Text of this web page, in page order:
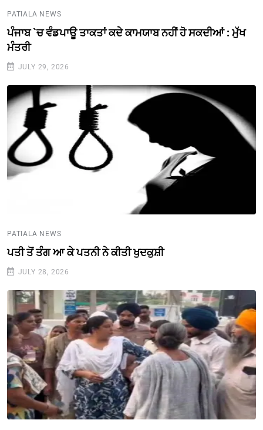
PATIALA NEWS
ਪੰਜਾਬ `ਚ ਵੰਡਪਾਊ ਤਾਕਤਾਂ ਕਦੇ ਕਾਮਯਾਬ ਨਹੀਂ ਹੋ ਸਕਦੀਆਂ : ਮੁੱਖ
ਮੰਤਰੀ
JULY 29, 2026
PATIALA NEWS
ਪਤੀ ਤੋਂ ਤੰਗ ਆ ਕੇ ਪਤਨੀ ਨੇ ਕੀਤੀ ਖੁਦਕੁਸ਼ੀ
JULY 28, 2026